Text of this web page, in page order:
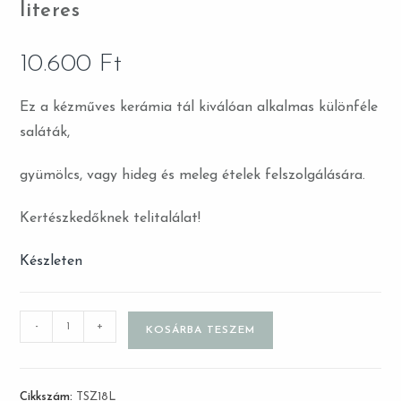
literes
10.600 Ft
Ez a kézműves kerámia tál kiválóan alkalmas különféle
saláták,
gyümölcs, vagy hideg és meleg ételek felszolgálására.
Kertészkedőknek telitalálat!
Készleten
- + KOSÁRBA TESZEM
Cikkszám:
TSZ18L